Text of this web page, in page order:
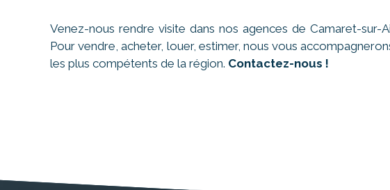
Venez-nous rendre visite dans nos agences de Camaret-
Pour vendre, acheter, louer, estimer, nous vous
les plus compétents de la région. Contactez-nous !